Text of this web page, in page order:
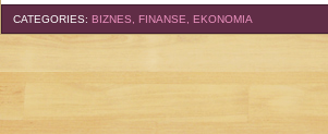
CATEGORIES: BIZNES, FINANSE, EKONOMIA